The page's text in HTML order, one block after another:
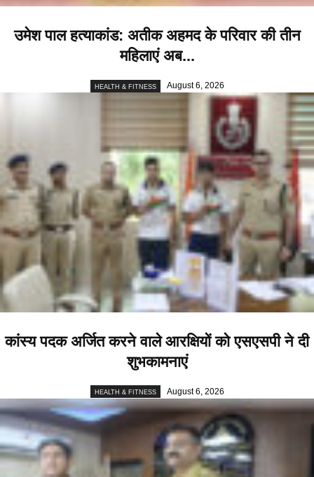
उमेश पाल हत्याकांड: अतीक अहमद के परिवार की तीन
महिलाएं अब...
HEALTH & FITNESS August 6, 2026
कांस्य पदक अर्जित करने वाले आरक्षियों को एसएसपी ने दी
शुभकामनाएं
HEALTH & FITNESS August 6, 2026